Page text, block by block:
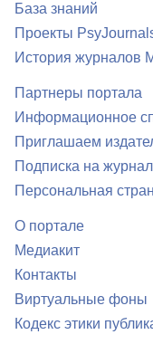
База знаний
Проекты
История журналов
Партнеры портала
Информационное
Приглашаем
Подписка на
Персональная
О портале
Медиакит
Контакты
Виртуальные фоны
Кодекс этики